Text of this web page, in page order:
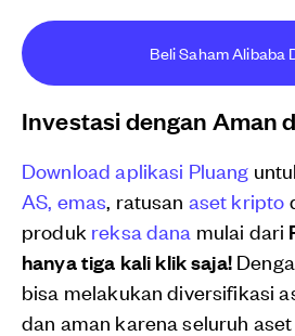
Beli Saham Alibaba
Investasi dengan Aman
Download aplikasi Pluang
AS, emas , ratusan aset kripto
produk reksa dana mulai dari
hanya tiga kali klik saja!
bisa melakukan diversifikasi
dan aman karena seluruh